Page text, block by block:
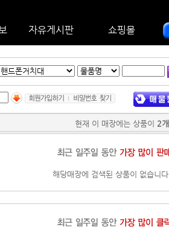
자유게시판 쇼핑몰
현재 이 매장에는 상품이 2개
해당매장에 검색된 상품이 없습니다.